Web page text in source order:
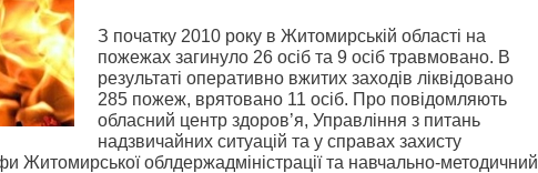
З початку 2010 року в Житомирській області на
пожежах загинуло 26 осіб та 9 осіб травмовано. В
результаті оперативно вжитих заходів ліквідовано
285 пожеж, врятовано 11 осіб. Про повідомляють
обласний центр здоров’я, Управління з питань
надзвичайних ситуацій та у справах захисту
Житомирської облдержадміністрації та навчально-методичний